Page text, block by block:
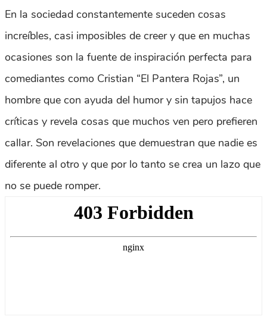
En la sociedad constantemente suceden cosas
increíbles, casi imposibles de creer y que en muchas
ocasiones son la fuente de inspiración perfecta para
comediantes como Cristian “El Pantera Rojas”, un
hombre que con ayuda del humor y sin tapujos hace
críticas y revela cosas que muchos ven pero prefieren
callar. Son revelaciones que demuestran que nadie es
diferente al otro y que por lo tanto se crea un lazo que
no se puede romper.